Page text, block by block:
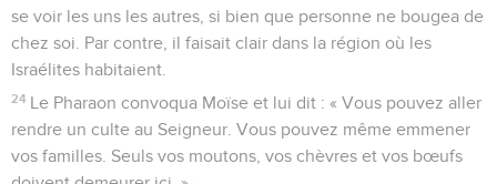
se voir les uns les autres, si bien que personne ne bougea de
chez soi. Par contre, il faisait clair dans la région où les
Israélites habitaient.
24 Le Pharaon convoqua Moïse et lui dit : « Vous pouvez aller
rendre un culte au Seigneur. Vous pouvez même emmener
vos familles. Seuls vos moutons, vos chèvres et vos bœufs